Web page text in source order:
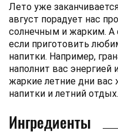
Лето уже
август порадует нас
солнечным и жарким.
если приготовить
напитки. Например,
наполнит вас
жаркие летние дни
напитки и летний отдых.
Ингредиенты